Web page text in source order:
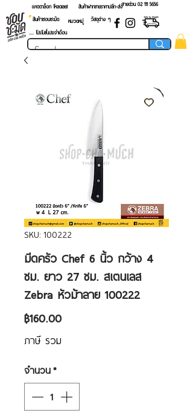
แคตตาล็อก โหลดเลย! สายด่วน 02 ​111 5656
สินค้าฝากขายราคาปลีก-ส่ง
สินค้าชอบชะมัด
หมวดหมู่
วัสดุต่าง ๆ
.... โปรโมชั่นประจำเดือน
SKU: 100222
มีดครัว Chef 6 นิ้ว กว้าง 4
ซม. ยาว 27 ซม. สเตนเลส
Zebra หัวม้าลาย 100222
฿160.00ราคา
ภาษี รวม
จำนวน*